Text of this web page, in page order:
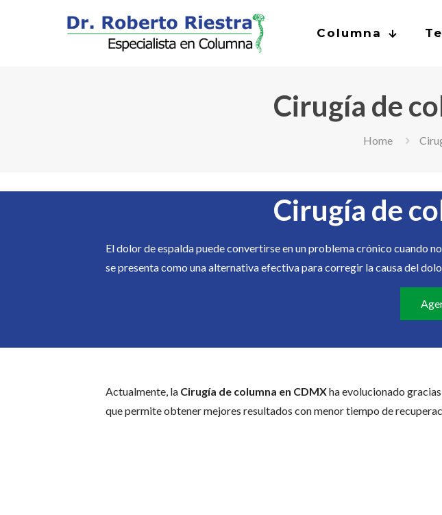
Columna
Cirugía de
Home
Cirugía de
El dolor de espalda puede convertirse en un problema crónico cuando
se presenta como una alternativa efectiva para corregir la causa del
Actualmente, la Cirugía de columna en CDMXha evolucionado
que permite obtener mejores resultados con menor tiempo de